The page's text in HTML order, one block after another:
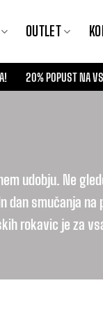
OUTLET
20% POPUST NA
udobju. Ne
smučanja
rokavic je za